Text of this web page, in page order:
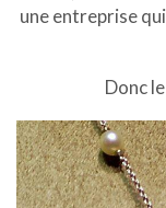
une entreprise
Donc